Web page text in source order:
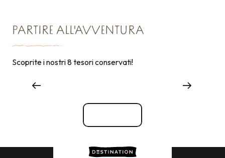
PARTIRE ALL'AVVENTURA
Scoprite i nostri 8 tesori conservati!